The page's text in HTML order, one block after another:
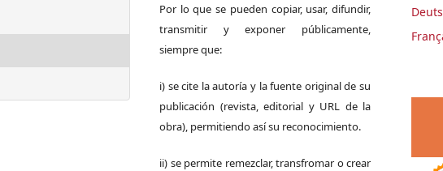
Por lo que se pueden copiar, usar, difundir,
transmitir y exponer públicamente,
siempre que:
i) se cite la autoría y la fuente original de su
publicación (revista, editorial y URL de la
obra), permitiendo así su reconocimiento.
ii) se permite remezclar, transfromar o crear